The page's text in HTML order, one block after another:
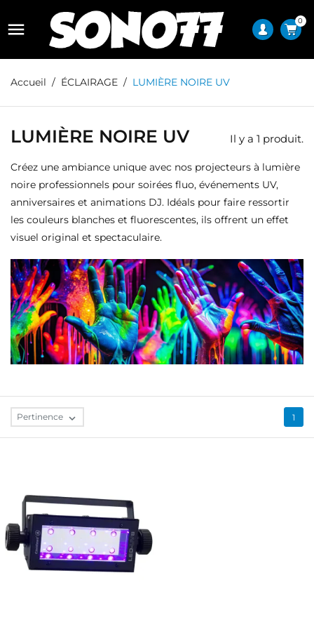
 0
Accueil ÉCLAIRAGE LUMIÈRE NOIRE UV
LUMIÈRE NOIRE UV Il y a 1 produit.
Créez une ambiance unique avec nos projecteurs à lumière
noire professionnels pour soirées fluo, événements UV,
anniversaires et animations DJ. Idéals pour faire ressortir
les couleurs blanches et fluorescentes, ils offrent un effet
visuel original et spectaculaire.
Pertinence  1